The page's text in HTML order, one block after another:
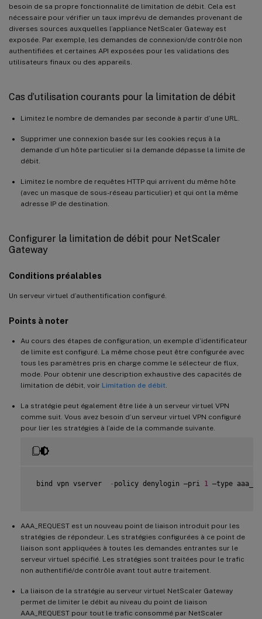
besoin de sa propre fonctionnalité de limitation de débit. Cela est
nécessaire pour vérifier un taux imprévu de demandes provenant de
diverses sources auxquelles l’appliance NetScaler Gateway est
exposée. Par exemple, les demandes de connexion/de contrôle non
authentifiées et certaines API exposées pour les validations des
utilisateurs finaux ou des appareils.
Cas d’utilisation courants pour la limitation de débit
Limitez le nombre de demandes par seconde à partir d’une URL.
Supprimer une connexion basée sur les cookies reçus à la
demande d’un hôte particulier si la demande dépasse la limite de
débit.
Limitez le nombre de requêtes HTTP qui arrivent du même hôte
(avec un masque de sous-réseau particulier) et qui ont la même
adresse IP de destination.
Configurer la limitation de débit pour NetScaler
Gateway
Conditions préalables
Un serveur virtuel d’authentification configuré.
Points à noter
Au cours des étapes de configuration, un exemple d’identificateur
de limite est configuré. La même chose peut être configurée avec
tous les paramètres pris en charge comme le sélecteur de flux,
mode. Pour obtenir une description exhaustive des capacités de
limitation de débit, voir Limitation de débit
La stratégie peut également être liée à un serveur virtuel VPN
comme suit. Vous avez besoin d’un serveur virtuel VPN configuré
pour lier les stratégies à l’aide de la commande suivante.
bind vpn vserver - policy denylogin –pri 1 –type
AAA_REQUEST est un nouveau point de liaison introduit pour les
stratégies de répondeur. Les stratégies configurées à ce point de
liaison sont appliquées à toutes les demandes entrantes sur le
serveur virtuel spécifié. Les stratégies sont traitées pour le trafic
non authentifié/de contrôle avant tout autre traitement.
La liaison de la stratégie au serveur virtuel NetScaler Gateway
permet de limiter le débit au niveau du point de liaison
AAA_REQUEST pour tout le trafic consommé par NetScaler